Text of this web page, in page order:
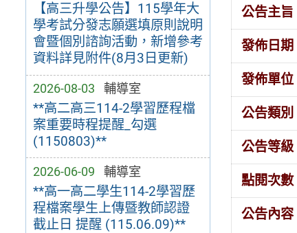
【高三升學公告】115學年大
學考試分發志願選填原則說明
會暨個別諮詢活動，新增參考
資料詳見附件(8月3日更新)
2026-08-03 輔導室
**高二高三114-2學習歷程檔
案重要時程提醒_勾選
(1150803)**
2026-06-09 輔導室
**高一高二學生114-2學習歷
程檔案學生上傳暨教師認證
截止日 提醒 (115.06.09)**
公告主旨
發佈日期
發佈單位
公告類別
公告等級
點閱次數
公告內容